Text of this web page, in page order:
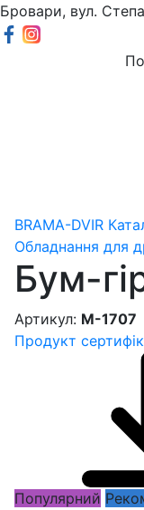
Бровари, вул.
BRAMA-DVIR
Обладнання для
Бум-
Артикул: М-1707
Продукт
Популярний